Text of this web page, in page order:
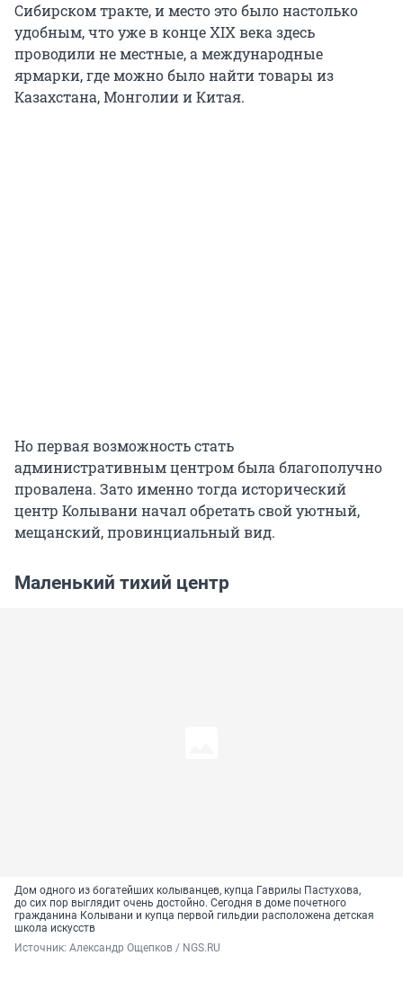
Сибирском тракте, и место это было настолько
удобным, что уже в конце XIX века здесь
проводили не местные, а международные
ярмарки, где можно было найти товары из
Казахстана, Монголии и Китая.
Но первая возможность стать
административным центром была благополучно
провалена. Зато именно тогда исторический
центр Колывани начал обретать свой уютный,
мещанский, провинциальный вид.
Маленький тихий центр
Дом одного из богатейших колыванцев, купца Гаврилы Пастухова,
до сих пор выглядит очень достойно. Сегодня в доме почетного
гражданина Колывани и купца первой гильдии расположена детская
школа искусств
Источник: Александр Ощепков / NGS.RU